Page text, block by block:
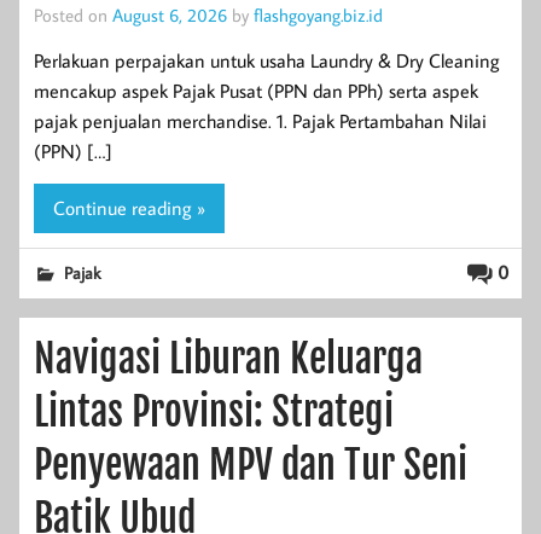
Posted on August 6, 2026 by flashgoyang.biz.id
Perlakuan perpajakan untuk usaha Laundry & Dry Cleaning
mencakup aspek Pajak Pusat (PPN dan PPh) serta aspek
pajak penjualan merchandise. 1. Pajak Pertambahan Nilai
(PPN) […]
Continue reading »
0
Pajak
Navigasi Liburan Keluarga
Lintas Provinsi: Strategi
Penyewaan MPV dan Tur Seni
Batik Ubud